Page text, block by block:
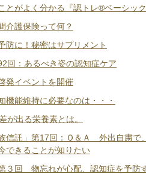
とがよく分かる『認トレ®️ベーシッ
介護保険って何？
防に！秘密はサプリメント
回：あるべき姿の認知症ケア
発イベントを開催
機能維持に必要なのは・・・
が出る栄養素とは。
信託」第17回：Ｑ＆Ａ 外出自粛で
できることが知りたい
３回 物忘れが心配、認知症を予防